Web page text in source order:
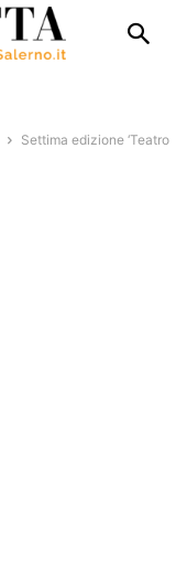
Settima edizione ‘Teatro